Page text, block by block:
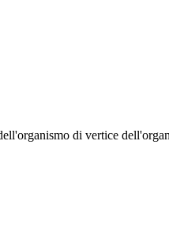
di vertice